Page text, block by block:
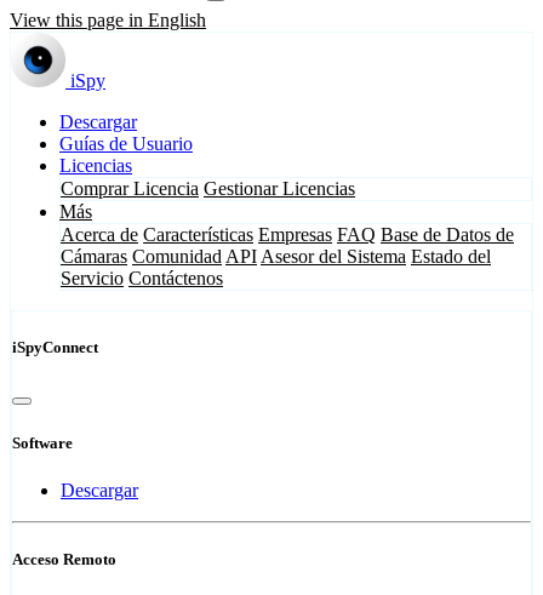
View this page in English
iSpy
Descargar
Guías de Usuario
Licencias
Comprar Licencia Gestionar Licencias
Más
Acerca de Características Empresas FAQ Base de Datos de
Cámaras Comunidad API Asesor del Sistema Estado del
Servicio Contáctenos
iSpyConnect
Software
Descargar
Acceso Remoto